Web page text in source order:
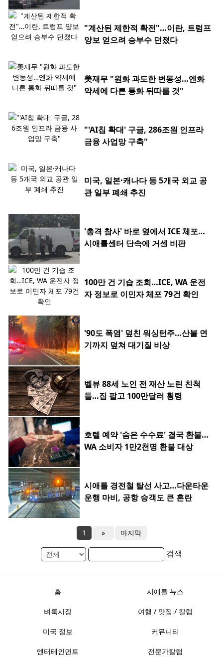
"계산된 제한적 확전"…이란, 트럼프
양보 얻으려 승부수 던졌다
美재무 "원화 과도한 변동성…엔화
약세에 다른 통화 뒤따를 것"
"'AI칩 확대' 구글, 286조원 인프라
금융 사업망 구축"
미국, 일본·캐나다 등 5개국 외교 공
관 일부 폐쇄 추진
'총격 참사' 바로 옆에서 ICE 체포…
시애틀센터 단속에 거센 비판
100만 건 기습 조회…ICE, WA 운전
자 정보로 이민자 체포 79건 확인
'90도 폭염' 덮친 워싱턴주…산불 연
기까지 덮쳐 대기질 비상
벨뷰 88세 노인 전 재산 노린 친척
들…집 팔고 100만달러 횡령
호텔 예약 '숨은 수수료' 결국 환불…
WA 소비자 1만2천명 환불 대상
시애틀 경전철 탈선 사고…다운타운
운행 마비, 공항 승객도 큰 혼란
1 » 마지막
검색
홈 시애틀 뉴스
벼룩시장 여행 / 맛집 / 칼럼
미국 정보 커뮤니티
엔터테인먼트 전문가칼럼